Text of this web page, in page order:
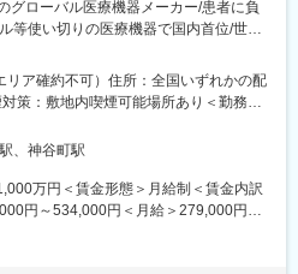
グローバル医療機器メーカー/患者に負
等使い切りの医療機器で国内首位/世界
師）に対し、当社のインターベンショ
内治療）にて扱っている製品を提案し
供を通じて医療現場の改題を解決する
モブランドを育成することがミッショ
リア確約不可）住所：全国いずれかの配
策：敷地内喫煙可能場所あり＜勤務地
ーションタワー住所：東京都港区虎ノ門
ステーションタワー 受動喫煙対策：
、神谷町駅
万円＜賃金形態＞月給制＜賃金内訳
円～534,000円＜月給＞279,000円～